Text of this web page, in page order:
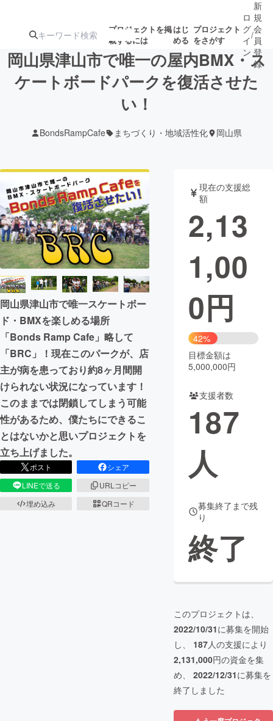
プロジェクトを掲
載するには
はじ
める
プロジェクト
をさがす
注目の新着プロ
テクノロジー・ガジェット
映像・映画 書籍・雑誌
ビジネス・起業 チャレンジ
まちづくり・地域活性化
CAMPFIRE for Social Good
CAMPFIRE Creation
CAMPFIREふるさと納税machi-ya コミュニティ
ロ
グ
イ
ン
/
新
規
会
員
登
録
岡山県津山市で唯一の屋内BMX・ス
ケートボードパークを復活させた
い！
BondsRampCafe まちづくり・地域活性化 岡山県
岡山県津山市で唯一スケートボー
ド・BMXを楽しめる場所
「Bonds Ramp Cafe」略して
「BRC」！現在このパークが、店
主が病を患っており約8ヶ月間開
けられない状況になっています！
このままでは閉鎖してしまう可能
性があるため、僕たちにできるこ
とはないかと思いプロジェクトを
立ち上げました。
ポスト
シェア
LINEで送る
URLコピー
埋め込み
QRコード
現在の支援総
額
2,13
1,00
0円
42%
目標金額は
5,000,000円
支援者数
187
人
募集終了まで残
り
終了
このプロジェクトは、
2022/10/31に募集を開始
し、 187人の支援により
2,131,000円の資金を集
め、 2022/12/31に募集を
終了しました